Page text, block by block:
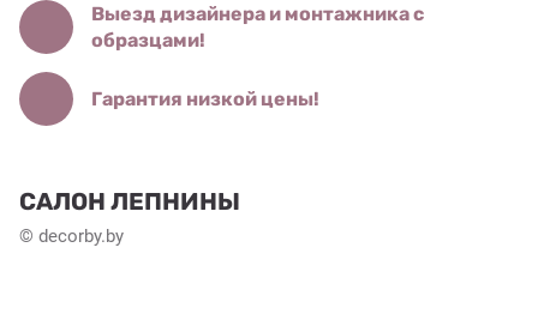
Выезд дизайнера и монтажника с
образцами!
Гарантия низкой цены!
САЛОН ЛЕПНИНЫ
© decorby.by